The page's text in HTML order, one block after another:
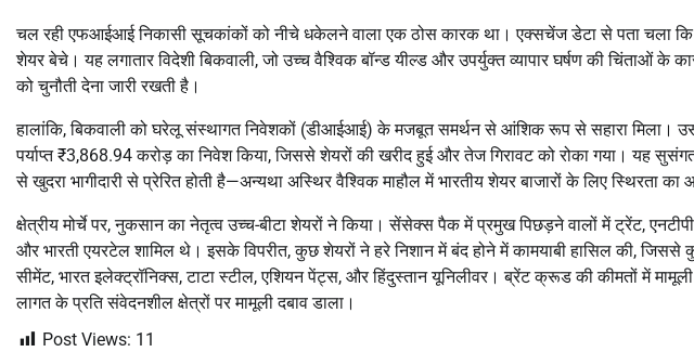
चल रही एफआईआई निकासी सूचकांकों को नीचे धकेलने वाला एक ठोस कारक था। एक्सचेंज डेटा से पता चला
शेयर बेचे। यह लगातार विदेशी बिकवाली, जो उच्च वैश्विक बॉन्ड यील्ड और उपर्युक्त व्यापार घर्षण की चिंताओं के
को चुनौती देना जारी रखती है।
हालांकि, बिकवाली को घरेलू संस्थागत निवेशकों (डीआईआई) के मजबूत समर्थन से आंशिक रूप से सहारा मिला।
पर्याप्त ₹3,868.94 करोड़ का निवेश किया, जिससे शेयरों की खरीद हुई और तेज गिरावट को रोका गया। यह
से खुदरा भागीदारी से प्रेरित होती है—अन्यथा अस्थिर वैश्विक माहौल में भारतीय शेयर बाजारों के लिए स्थिरता का
क्षेत्रीय मोर्चे पर, नुकसान का नेतृत्व उच्च-बीटा शेयरों ने किया। सेंसेक्स पैक में प्रमुख पिछड़ने वालों में ट्रेंट,
और भारती एयरटेल शामिल थे। इसके विपरीत, कुछ शेयरों ने हरे निशान में बंद होने में कामयाबी हासिल की,
सीमेंट, भारत इलेक्ट्रॉनिक्स, टाटा स्टील, एशियन पेंट्स, और हिंदुस्तान यूनिलीवर। ब्रेंट क्रूड की कीमतों में
लागत के प्रति संवेदनशील क्षेत्रों पर मामूली दबाव डाला।
Post Views: 11